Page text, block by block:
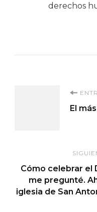
derechos
El
Cómo celebrar el
me pregunté.
iglesia de San